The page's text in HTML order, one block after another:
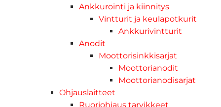
Ankkurointi ja kiinnitys
Vintturit ja keulapotkurit
Ankkurivintturit
Anodit
Moottorisinkkisarjat
Moottorianodit
Moottorianodisarjat
Ohjauslaitteet
Ruoriohjaus tarvikkeet